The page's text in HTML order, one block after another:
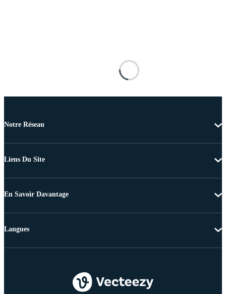
Notre Réseau
Liens Du Site
En Savoir Davantage
Langues